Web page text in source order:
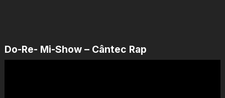
Do-Re- Mi-Show – Cântec Rap